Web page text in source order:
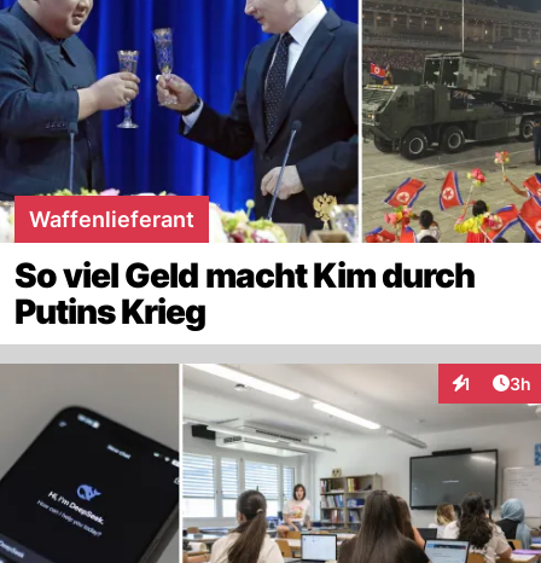
Waffenlieferant
So viel Geld macht Kim durch
Putins Krieg
1 3h